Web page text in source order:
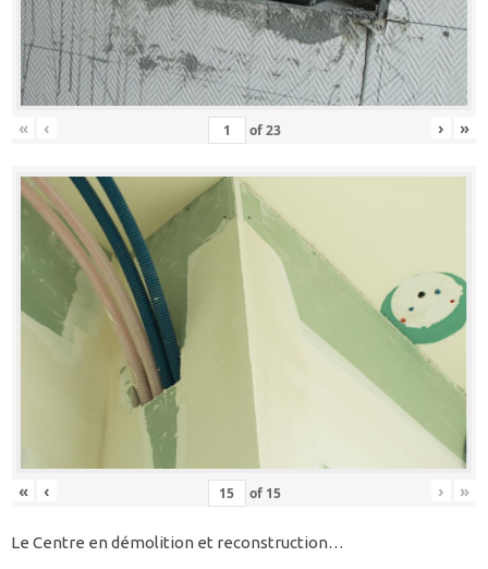
« ‹ of23 › »
« ‹ of 15 › »
Le Centre en démolition et reconstruction…